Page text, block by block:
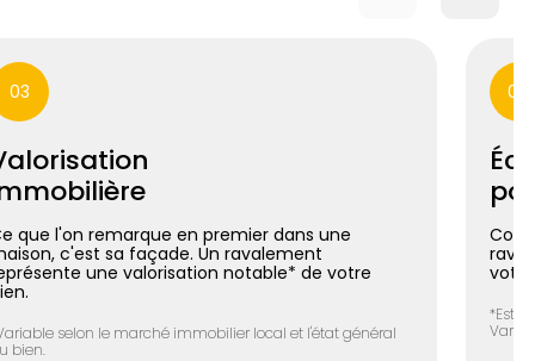
03
que l'on remarque en premier dans une
c'est sa façade. Un ravalement
une valorisation notable* de votre
selon le marché immobilier local et l'état général
bien.
04